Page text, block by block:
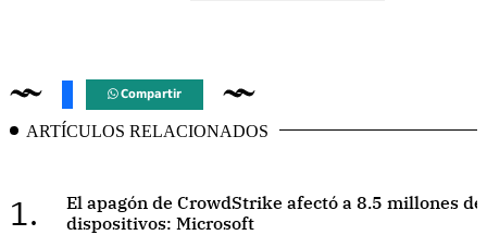
Compartir
ARTÍCULOS RELACIONADOS
1.
El apagón de CrowdStrike afectó a 8.5 millones de
dispositivos: Microsoft